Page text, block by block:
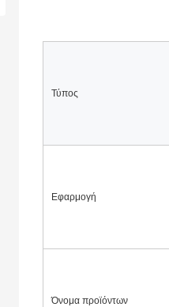
Τύπος
Εφαρμογή
Όνομα προϊόντων